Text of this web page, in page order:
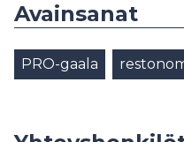
Avainsanat
PRO-gaala